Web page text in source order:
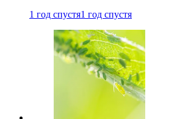
1 год спустя1 год спустя